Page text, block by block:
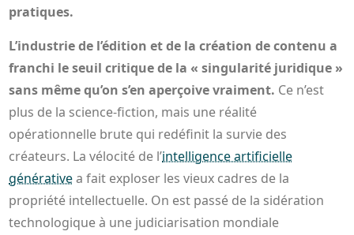
pratiques.
L’industrie de l’édition et de la création de contenu a
franchi le seuil critique de la « singularité juridique »
sans même qu’on s’en aperçoive vraiment. Ce n’est
plus de la science-fiction, mais une réalité
opérationnelle brute qui redéfinit la survie des
créateurs. La vélocité de l’intelligence artificielle
générativea fait exploser les vieux cadres de la
propriété intellectuelle. On est passé de la sidération
technologique à une judiciarisation mondiale